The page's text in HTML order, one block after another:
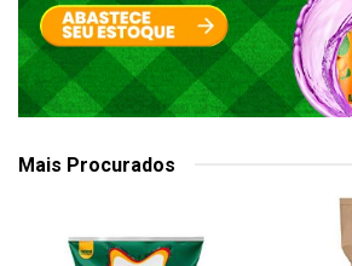
Mais Procurados